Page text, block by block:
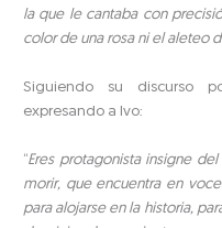
la que le cantaba con
color de una rosa ni el aleteo
Siguiendo su discurso
expresando a Ivo:
“Eres protagonista insigne
morir, que encuentra en
para alojarse en la historia,